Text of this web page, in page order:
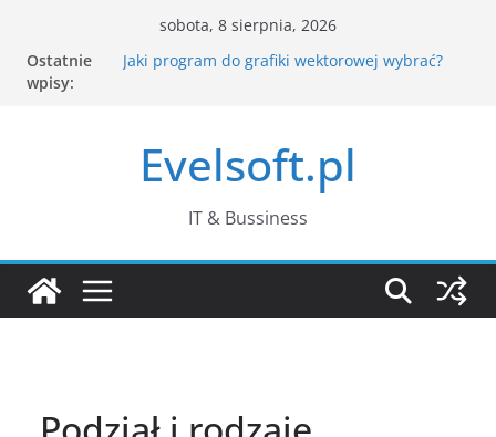
treści
sobota, 8 sierpnia, 2026
Ostatnie
wpisy:
Jaki program do grafiki wektorowej wybrać?
przyczynę w Menedżerze zadań?
Passkeys – czym są klucze dostępu i czy
Co zamiast WordPada w Windows 11?
Evelsoft.pl
IT & Bussiness